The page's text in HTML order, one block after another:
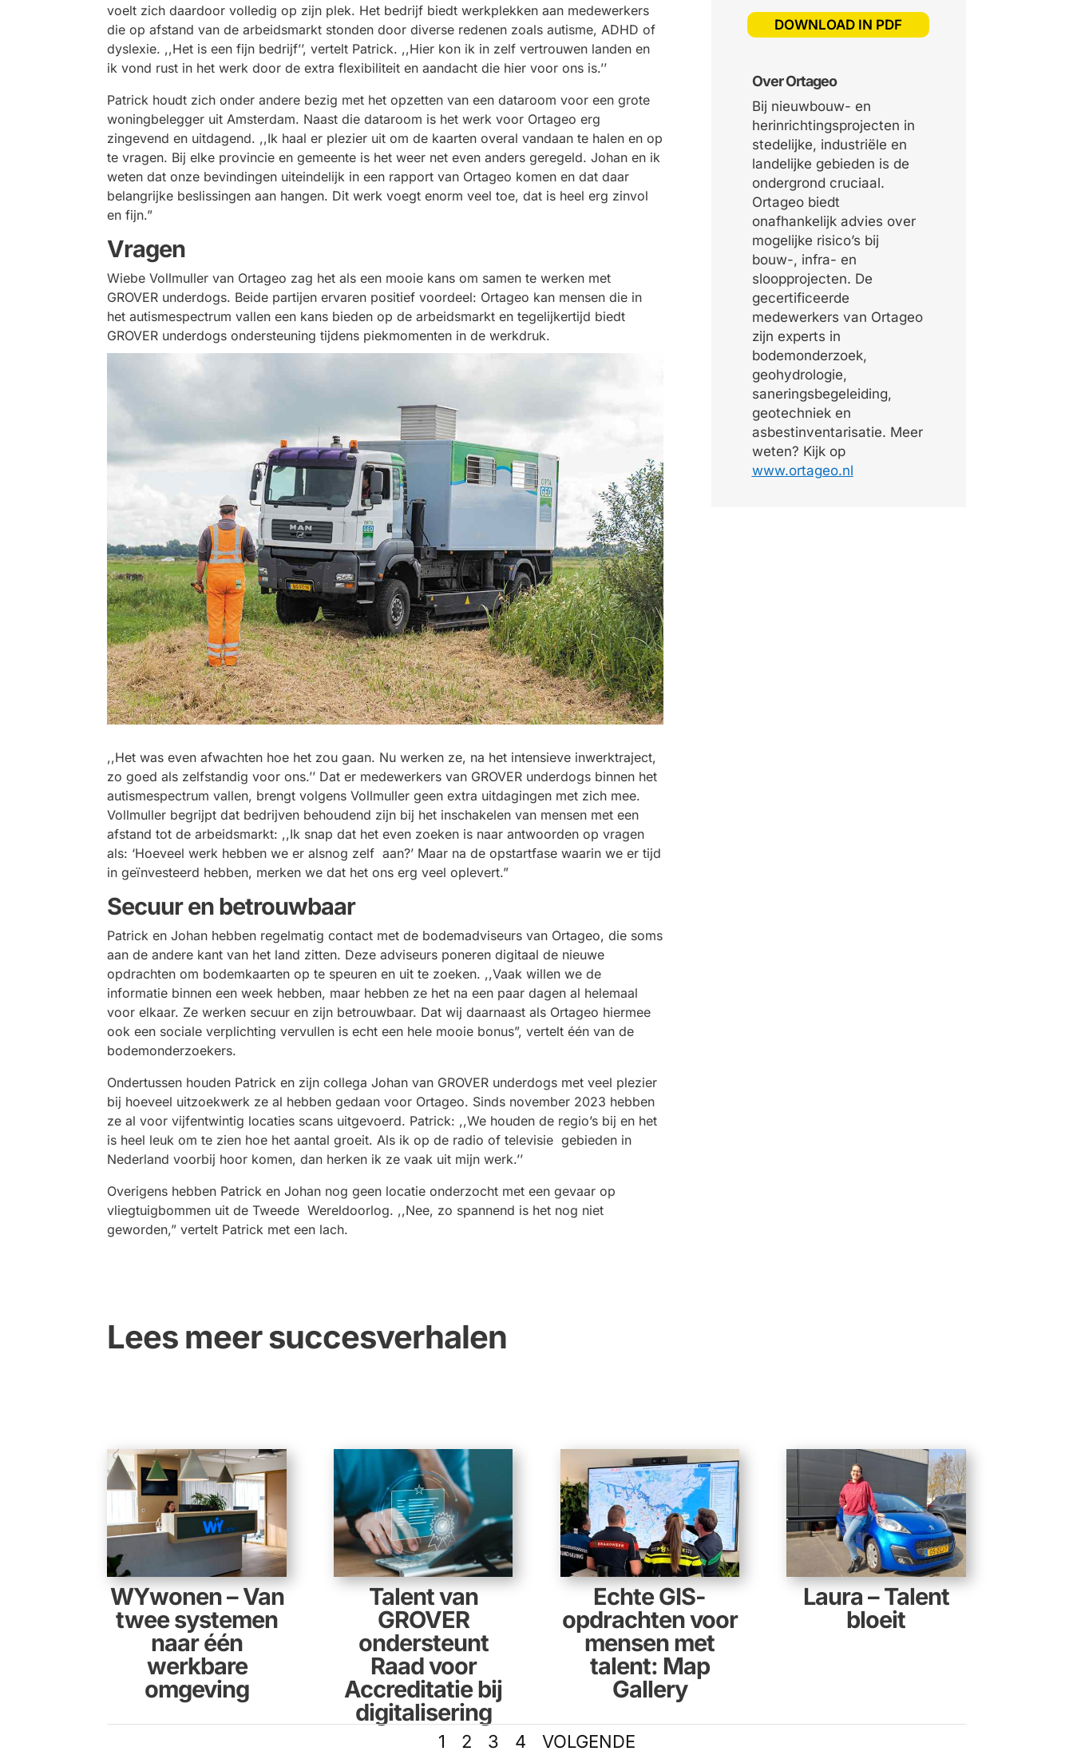
voelt zich daardoor volledig op zijn plek. Het bedrijf biedt werkplekken aan medewerkers
die op afstand van de arbeidsmarkt stonden door diverse redenen zoals autisme, ADHD of
dyslexie. ,,Het is een fijn bedrijf’’, vertelt Patrick. ,,Hier kon ik in zelf vertrouwen landen en
ik vond rust in het werk door de extra flexibiliteit en aandacht die hier voor ons is.’’
Patrick houdt zich onder andere bezig met het opzetten van een dataroom voor een grote
woningbelegger uit Amsterdam. Naast die dataroom is het werk voor Ortageo erg
zingevend en uitdagend. ,,Ik haal er plezier uit om de kaarten overal vandaan te halen en op
te vragen. Bij elke provincie en gemeente is het weer net even anders geregeld. Johan en ik
weten dat onze bevindingen uiteindelijk in een rapport van Ortageo komen en dat daar
belangrijke beslissingen aan hangen. Dit werk voegt enorm veel toe, dat is heel erg zinvol
en fijn.”
Vragen
Wiebe Vollmuller van Ortageo zag het als een mooie kans om samen te werken met
GROVER underdogs. Beide partijen ervaren positief voordeel: Ortageo kan mensen die in
het autismespectrum vallen een kans bieden op de arbeidsmarkt en tegelijkertijd biedt
GROVER underdogs ondersteuning tijdens piekmomenten in de werkdruk.
,,Het was even afwachten hoe het zou gaan. Nu werken ze, na het intensieve inwerktraject,
zo goed als zelfstandig voor ons.’’ Dat er medewerkers van GROVER underdogs binnen het
autismespectrum vallen, brengt volgens Vollmuller geen extra uitdagingen met zich mee.
Vollmuller begrijpt dat bedrijven behoudend zijn bij het inschakelen van mensen met een
afstand tot de arbeidsmarkt: ,,Ik snap dat het even zoeken is naar antwoorden op vragen
als: ‘Hoeveel werk hebben we er alsnog zelf aan?’ Maar na de opstartfase waarin we er tijd
in geïnvesteerd hebben, merken we dat het ons erg veel oplevert.”
Secuur en betrouwbaar
Patrick en Johan hebben regelmatig contact met de bodemadviseurs van Ortageo, die soms
aan de andere kant van het land zitten. Deze adviseurs poneren digitaal de nieuwe
opdrachten om bodemkaarten op te speuren en uit te zoeken. ,,Vaak willen we de
informatie binnen een week hebben, maar hebben ze het na een paar dagen al helemaal
voor elkaar. Ze werken secuur en zijn betrouwbaar. Dat wij daarnaast als Ortageo hiermee
ook een sociale verplichting vervullen is echt een hele mooie bonus”, vertelt één van de
bodemonderzoekers.
Ondertussen houden Patrick en zijn collega Johan van GROVER underdogs met veel plezier
bij hoeveel uitzoekwerk ze al hebben gedaan voor Ortageo. Sinds november 2023 hebben
ze al voor vijfentwintig locaties scans uitgevoerd. Patrick: ,,We houden de regio’s bij en het
is heel leuk om te zien hoe het aantal groeit. Als ik op de radio of televisie gebieden in
Nederland voorbij hoor komen, dan herken ik ze vaak uit mijn werk.’’
Overigens hebben Patrick en Johan nog geen locatie onderzocht met een gevaar op
vliegtuigbommen uit de Tweede Wereldoorlog. ,,Nee, zo spannend is het nog niet
geworden,” vertelt Patrick met een lach.
DOWNLOAD IN PDF
Over Ortageo
Bij nieuwbouw- en
herinrichtingsprojecten in
stedelijke, industriële en
landelijke gebieden is de
ondergrond cruciaal.
Ortageo biedt
onafhankelijk advies over
mogelijke risico’s bij
bouw-, infra- en
sloopprojecten. De
gecertificeerde
medewerkers van Ortageo
zijn experts in
bodemonderzoek,
geohydrologie,
saneringsbegeleiding,
geotechniek en
asbestinventarisatie. Meer
weten? Kijk op
www.ortageo.nl
Lees meer succesverhalen
WYwonen – Van
twee systemen
naar één
werkbare
omgeving
Talent van
GROVER
ondersteunt
Raad voor
Accreditatie bij
digitalisering
Echte GIS-
opdrachten voor
mensen met
talent: Map
Gallery
Laura – Talent
bloeit
1 2 3 4 VOLGENDE